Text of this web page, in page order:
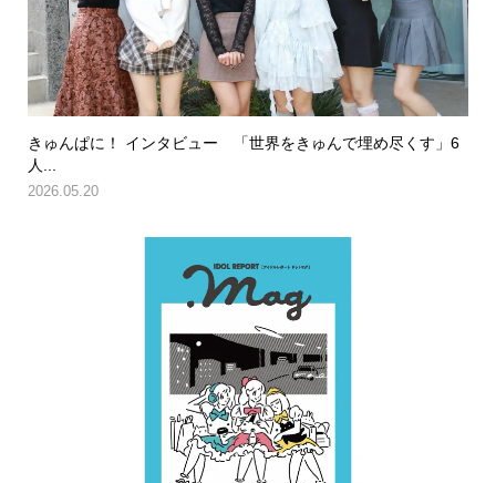
きゅんぱに！ インタビュー 「世界をきゅんで埋め尽くす」6
人...
2026.05.20